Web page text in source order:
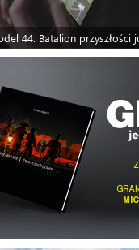
44. Batalion przyszłości